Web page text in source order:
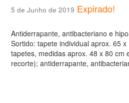
5 de Junho de 2019 Expirado!
Antiderrapante, antibacteriano e
Sortido: tapete individual aprox. 65
tapetes, medidas aprox. 48 x 80 cm
recorte); antiderrapante,